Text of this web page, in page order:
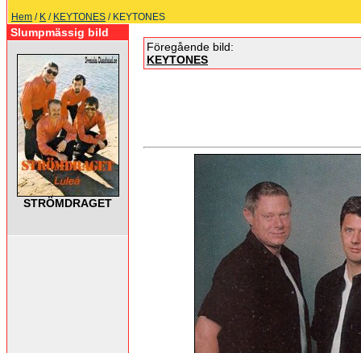
Hem / K / KEYTONES / KEYTONES
Slumpmässig bild
STRÖMDRAGET
Föregående bild:
KEYTONES